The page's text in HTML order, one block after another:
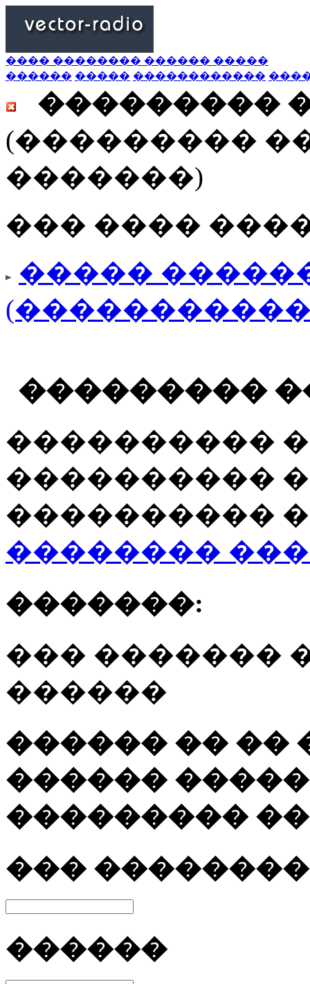
���� �������� ������ �����
������ ����� ������������
���������
(���������
�������)
��� ����
�����
���������
����������
����������
����������
��������
�������:
��� �������
������
������ �� ��
������
���������
���
������